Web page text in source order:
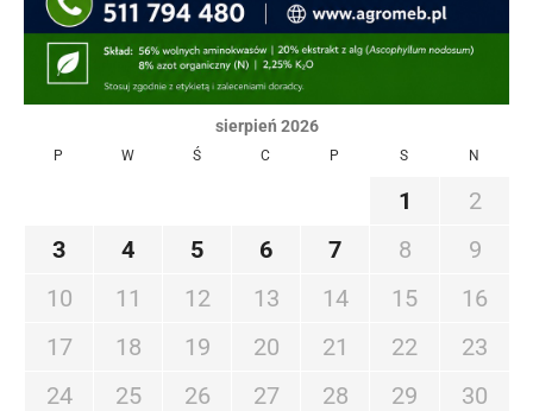
sierpień 2026
P W Ś C P S N
1
2
3
4 5 6 7 8
9
10
11 12 13 14 15
16
17
18 19 20 21 22
23
24
25 26 27 28 29
30